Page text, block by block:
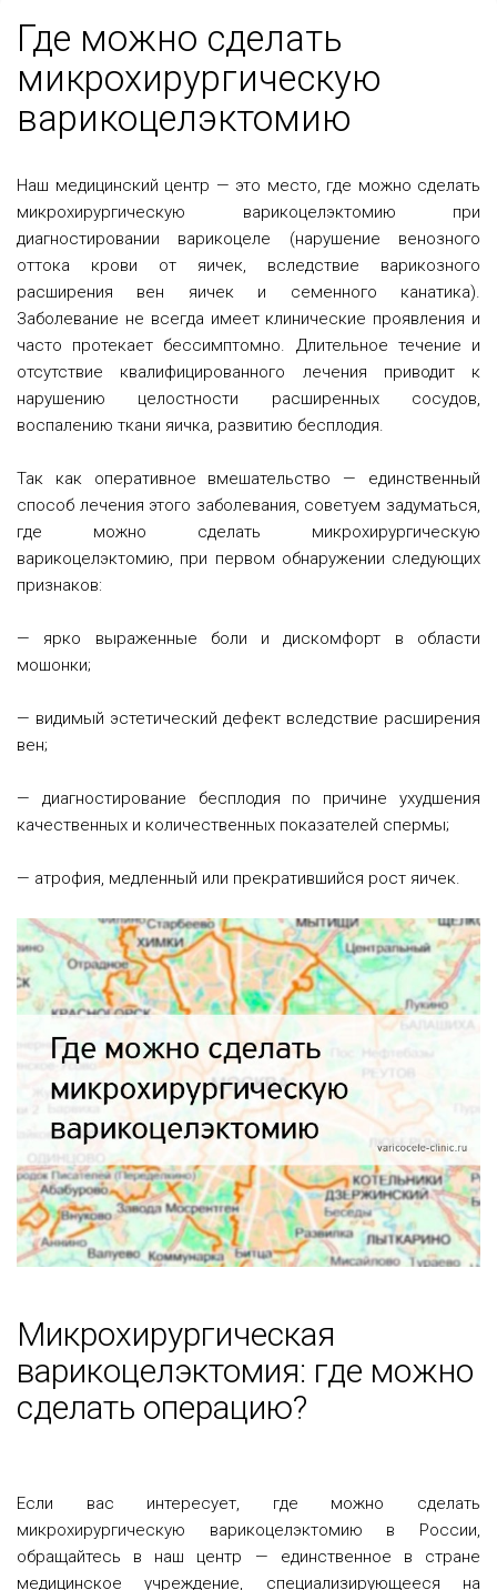
Где можно сделать
микрохирургическую
варикоцелэктомию
Наш медицинский центр — это место, где можно сделать
микрохирургическую варикоцелэктомию при
диагностировании варикоцеле (нарушение венозного
оттока крови от яичек, вследствие варикозного
расширения вен яичек и семенного канатика).
Заболевание не всегда имеет клинические проявления и
часто протекает бессимптомно. Длительное течение и
отсутствие квалифицированного лечения приводит к
нарушению целостности расширенных сосудов,
воспалению ткани яичка, развитию бесплодия.
Так как оперативное вмешательство — единственный
способ лечения этого заболевания, советуем задуматься,
где можно сделать микрохирургическую
варикоцелэктомию, при первом обнаружении следующих
признаков:
— ярко выраженные боли и дискомфорт в области
мошонки;
— видимый эстетический дефект вследствие расширения
вен;
— диагностирование бесплодия по причине ухудшения
качественных и количественных показателей спермы;
— атрофия, медленный или прекратившийся рост яичек.
Микрохирургическая
варикоцелэктомия: где можно
сделать операцию?
Если вас интересует, где можно сделать
микрохирургическую варикоцелэктомию в России,
обращайтесь в наш центр — единственное в стране
медицинское учреждение, специализирующееся на